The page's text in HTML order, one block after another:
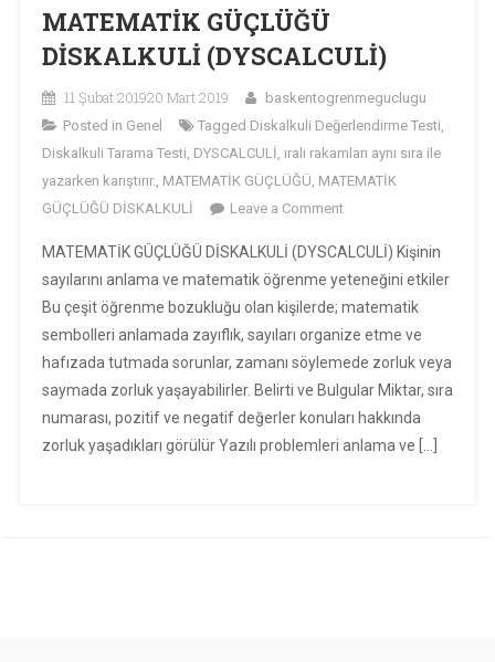
MATEMATİK GÜÇLÜĞÜ
DİSKALKULİ (DYSCALCULİ)
11 Şubat 201920 Mart 2019
baskentogrenmeguclugu
Posted in Genel Tagged Diskalkuli Değerlendirme Testi,
Diskalkuli Tarama Testi, DYSCALCULİ, ıralı rakamları aynı sıra ile
yazarken karıştırır., MATEMATİK GÜÇLÜĞÜ, MATEMATİK
GÜÇLÜĞÜ DİSKALKULİ
Leave a Commenton
GÜÇLÜĞÜ
DİSKALKULİ
(DYSCALCULİ)
MATEMATİK GÜÇLÜĞÜ DİSKALKULİ (DYSCALCULİ) Kişinin
sayılarını anlama ve matematik öğrenme yeteneğini etkiler
Bu çeşit öğrenme bozukluğu olan kişilerde; matematik
sembolleri anlamada zayıflık, sayıları organize etme ve
hafızada tutmada sorunlar, zamanı söylemede zorluk veya
saymada zorluk yaşayabilirler. Belirti ve Bulgular Miktar, sıra
numarası, pozitif ve negatif değerler konuları hakkında
zorluk yaşadıkları görülür Yazılı problemleri anlama ve […]